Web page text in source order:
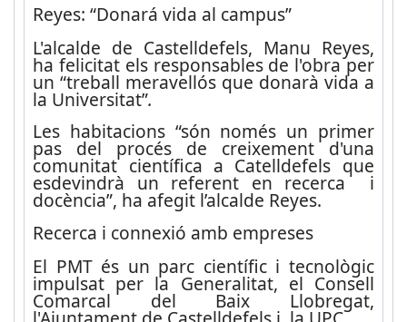
Reyes: “Donará vida al campus”
L'alcalde de Castelldefels, Manu Reyes,
ha felicitat els responsables de l'obra per
un “treball meravellós que donarà vida a
la Universitat”.
Les habitacions “són només un primer
pas del procés de creixement d'una
comunitat científica a Catelldefels que
esdevindrà un referent en recerca i
docència”, ha afegit l’alcalde Reyes.
Recerca i connexió amb empreses
El PMT és un parc científic i tecnològic
impulsat per la Generalitat, el Consell
Comarcal del Baix Llobregat,